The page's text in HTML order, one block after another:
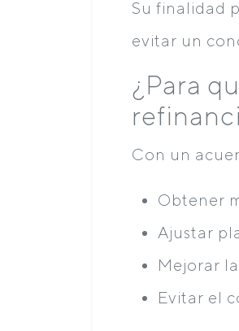
Su finalidad
evitar un
¿Para
Con un
Obtener
Ajustar
Mejorar
Evitar el